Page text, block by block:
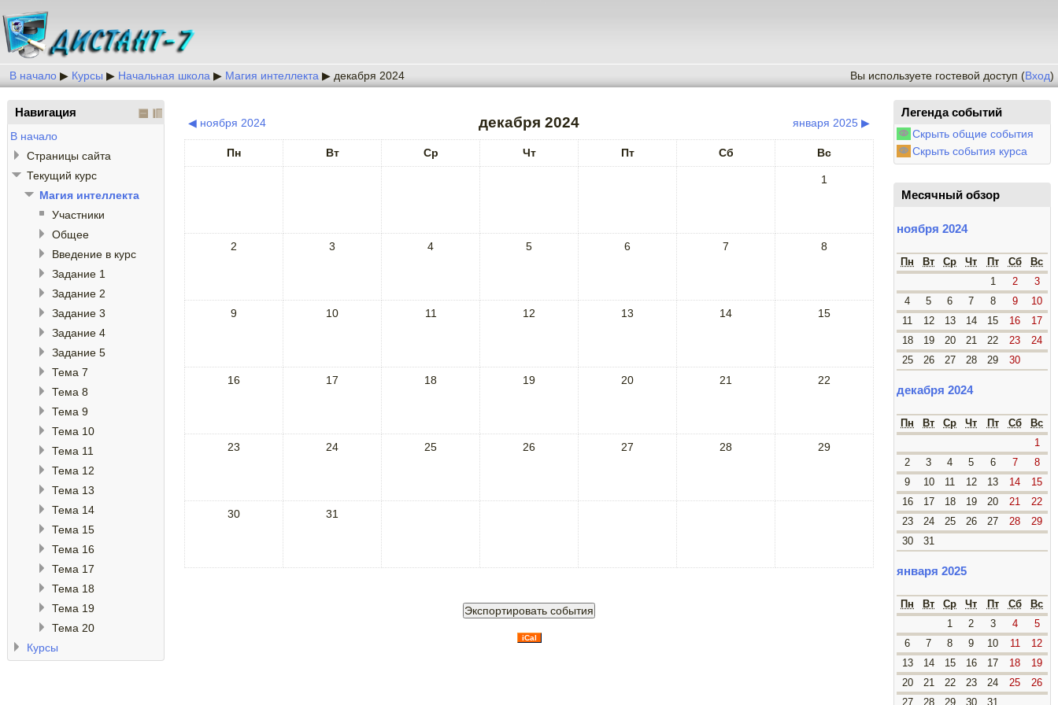
В начало ▶ Курсы ▶ Начальная школа ▶ Магия интеллекта ▶ декабря 2024 Вы используете гостевой доступ (Вход)
◀ ноября 2024 декабря 2024 января 2025 ▶
Пн Вт Ср Чт Пт Сб Вс
1
2 3 4 5 6 7 8
9 10 11 12 13 14 15
16 17 18 19 20 21 22
23 24 25 26 27 28 29
30 31
iCal
Навигация
В начало
Страницы сайта
Текущий курс
Магия интеллекта
Участники
Общее
Введение в курс
Задание 1
Задание 2
Задание 3
Задание 4
Задание 5
Тема 7
Тема 8
Тема 9
Тема 10
Тема 11
Тема 12
Тема 13
Тема 14
Тема 15
Тема 16
Тема 17
Тема 18
Тема 19
Тема 20
Курсы
Легенда событий
Скрыть общие события
Скрыть события курса
Месячный обзор
ноября 2024
Пн Вт Ср Чт Пт Сб
Вс
1
2
3
4
5 6 7 8 9
10
11
12 13 14 15 16
17
18
19 20 21 22 23
24
25
26 27 28 29 30
декабря 2024
Пн Вт Ср Чт Пт Сб
Вс
1
2
3 4 5 6 7
8
9
10 11 12 13 14
15
16
17 18 19 20 21
22
23
24 25 26 27 28
29
30
31
января 2025
Пн Вт Ср Чт Пт Сб
Вс
1
2 3 4
5
6
7 8 9 10 11
12
13
14 15 16 17 18
19
20
21 22 23 24 25
26
27
28 29 30 31